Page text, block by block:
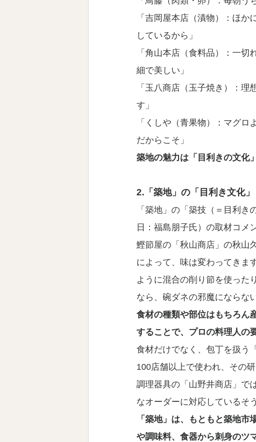
「吉岡屋本店（漬物）：ほ
しているから」
「角山本店（食料品）：一
細で美しい」
「玉八商店（玉子焼き）：
す」
「くしや（青果物）：マグ
だからこそ」
築地の魅力は「目利きの文化
2.「築地」の「目利き文化」
「築地」の「築技（＝目利
日：福島朋子氏）の取材コメ
鰹節屋の「秋山商店」の秋山
によって、味は変わってきま
ように混合の削り節を使った
なら、碗ダネの邪魔にならな
食材の種類や部位はもちろん
することで、プロの料理人の
食材だけでなく、包丁を扱う
100店舗以上で使われ、その
調理器具の「山野井商店」で
なオーダーに対応しているそ
「築地」は、もともと築地
や調味料、食器から刺身のツ